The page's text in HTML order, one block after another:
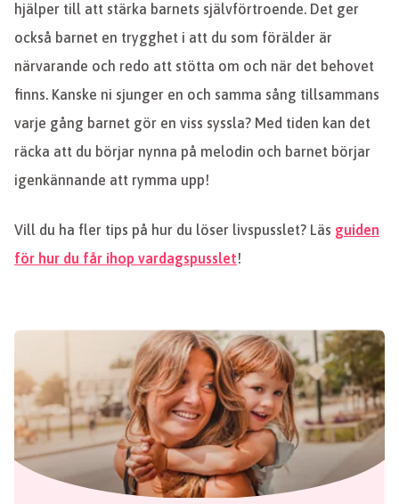
hjälper till att stärka barnets självförtroende. Det ger
också barnet en trygghet i att du som förälder är
närvarande och redo att stötta om och när det behovet
finns. Kanske ni sjunger en och samma sång tillsammans
varje gång barnet gör en viss syssla? Med tiden kan det
räcka att du börjar nynna på melodin och barnet börjar
igenkännande att rymma upp!
Vill du ha fler tips på hur du löser livspusslet? Läs guiden
för hur du får ihop vardagspusslet!